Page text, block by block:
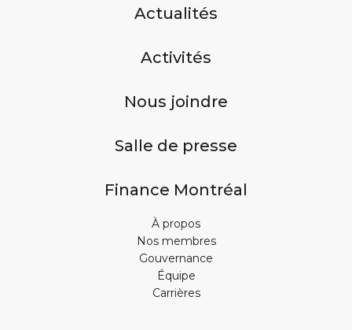
Actualités
Activités
Nous joindre
Salle de presse
Finance Montréal
À propos
Nos membres
Gouvernance
Équipe
Carrières